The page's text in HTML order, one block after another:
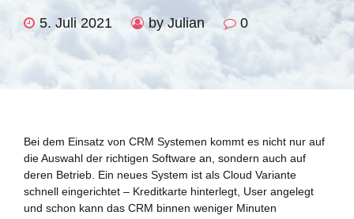
5. Juli 2021 by Julian 0
Bei dem Einsatz von CRM Systemen kommt es nicht nur auf
die Auswahl der richtigen Software an, sondern auch auf
deren Betrieb. Ein neues System ist als Cloud Variante
schnell eingerichtet – Kreditkarte hinterlegt, User angelegt
und schon kann das CRM binnen weniger Minuten